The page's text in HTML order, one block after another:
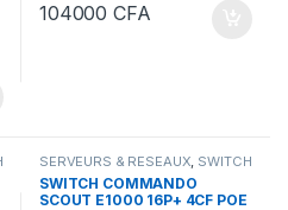
104000CFA
SERVEURS & RESEAUX, SWITCH
COMMANDO
SWITCH COMMANDO
SCOUT E1000 16P+ 4CF POE